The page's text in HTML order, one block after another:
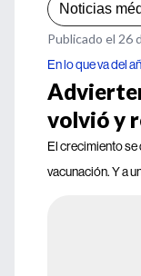
Noticias
Publicado el 26
En lo que va del
volvió y
El crecimiento se
vacunación. Y a